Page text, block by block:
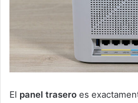
El panel trasero es